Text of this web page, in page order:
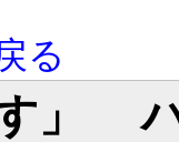
る
す」